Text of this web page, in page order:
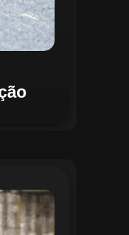
do
para
permite
planejar